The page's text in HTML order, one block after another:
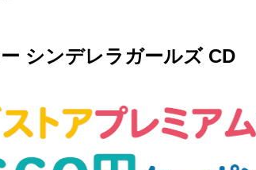
モフモフパレード
シンデレラガールズ CD